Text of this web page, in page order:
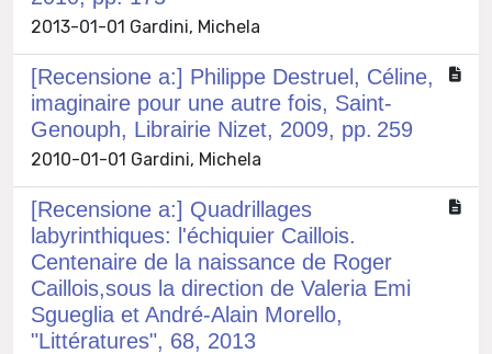
2013-01-01 Gardini, Michela
[Recensione a:] Philippe Destruel, Céline,
imaginaire pour une autre fois, Saint-
Genouph, Librairie Nizet, 2009, pp. 259
2010-01-01 Gardini, Michela
[Recensione a:] Quadrillages
labyrinthiques: l'échiquier Caillois.
Centenaire de la naissance de Roger
Caillois,sous la direction de Valeria Emi
Sgueglia et André-Alain Morello,
"Littératures", 68, 2013